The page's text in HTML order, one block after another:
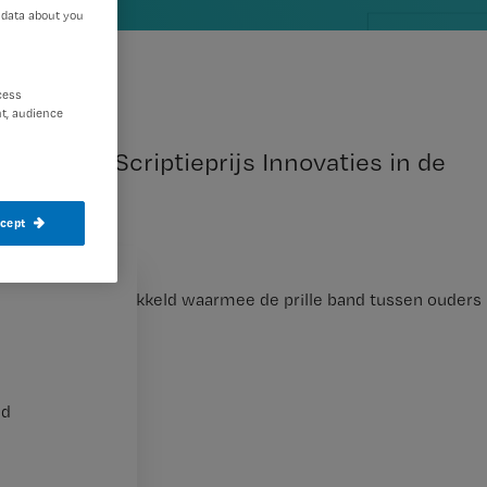
de Scriptieprijs Innovaties in de
systeem ontwikkeld waarmee de prille band tussen ouders
about you
audience